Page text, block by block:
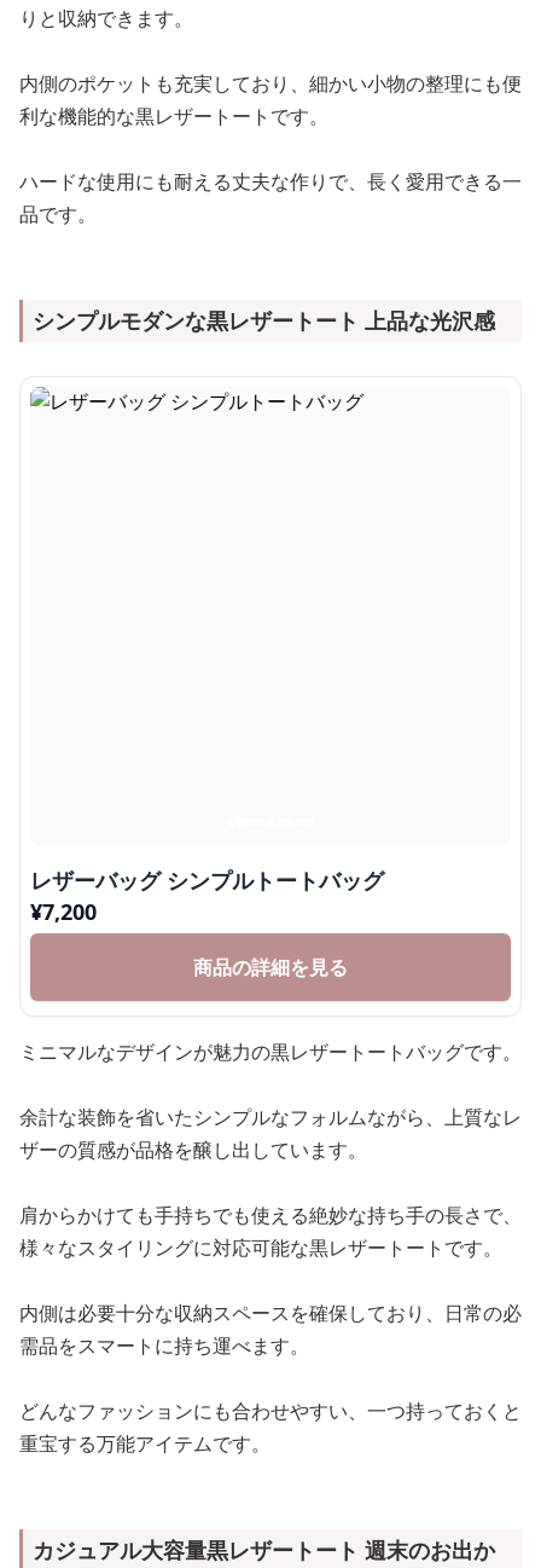
りと収納できます。
内側のポケットも充実しており、細かい小物の整理にも便
利な機能的な黒レザートートです。
ハードな使用にも耐える丈夫な作りで、長く愛用できる一
品です。
シンプルモダンな黒レザートート 上品な光沢感
レザーバッグ シンプルトートバッグ
¥7,200
商品の詳細を見る
ミニマルなデザインが魅力の黒レザートートバッグです。
余計な装飾を省いたシンプルなフォルムながら、上質なレ
ザーの質感が品格を醸し出しています。
肩からかけても手持ちでも使える絶妙な持ち手の長さで、
様々なスタイリングに対応可能な黒レザートートです。
内側は必要十分な収納スペースを確保しており、日常の必
需品をスマートに持ち運べます。
どんなファッションにも合わせやすい、一つ持っておくと
重宝する万能アイテムです。
カジュアル大容量黒レザートート 週末のお出か